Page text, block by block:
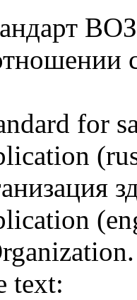
for
text: